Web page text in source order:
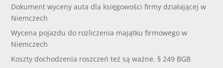
Dokument wyceny auta dla księgowości firmy działającej w
Niemczech
Wycena pojazdu do rozliczenia majątku firmowego w
Niemczech
Koszty dochodzenia roszczeń też są ważne. § 249 BGB